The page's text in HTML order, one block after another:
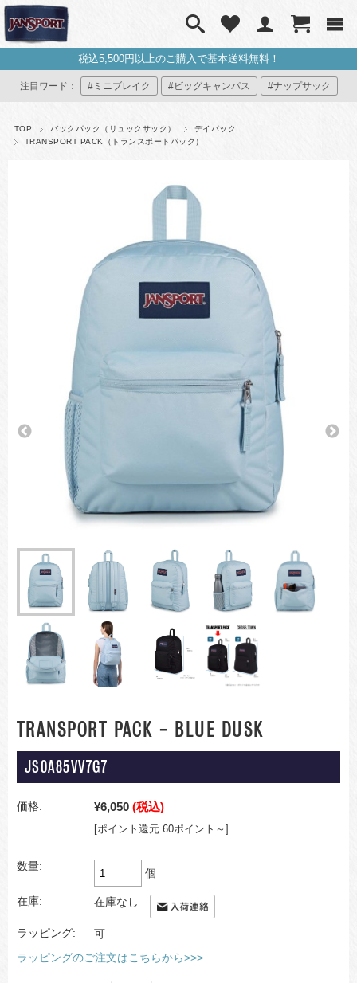
税込5,500円以上のご購入で基本送料無料！
注目ワード： #ミニブレイク #ビッグキャンパス #ナップサック
TOP バックパック（リュックサック）
デイパック
TRANSPORT PACK（トランスポートパック）
TRANSPORT PACK - BLUE DUSK
JS0A85VV7G7
価格: ¥6,050 (税込)
[ポイント還元 60ポイント～]
数量:
個
在庫: 在庫なし
ラッピング: 可
ラッピングのご注文はこちらから>>>